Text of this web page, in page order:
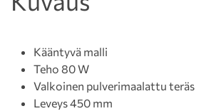
Kääntyvä malli
Teho 80 W
Valkoinen pulverimaalattu teräs
Leveys 450 mm